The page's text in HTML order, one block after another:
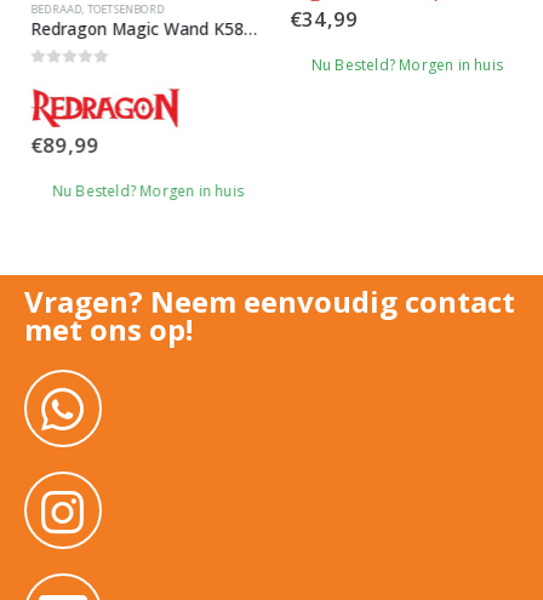
BEDRAAD,TOETSENBORD
Redragon Magic Wand K587 RGB Gaming Toetsenbord
€89,99
Nu Besteld? Morgen in huis
TOETSENBORD
Vragen? Neem eenvoudig contact
met ons op!